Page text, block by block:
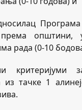
према општини,
рада (0-10
критеријуми
из тачке 1